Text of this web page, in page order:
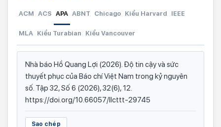
ACM ACS APA ABNT Chicago Kiểu Harvard IEEE
MLA Kiểu Turabian Kiểu Vancouver
Nhà báo Hồ Quang Lợi (2026). Độ tin cậy và sức
thuyết phục của Báo chí Việt Nam trong kỷ nguyên
số. Tập 32, Số 6 (2026), 32(6), 12.
https://doi.org/10.66057/llcttt-29745
Sao chép